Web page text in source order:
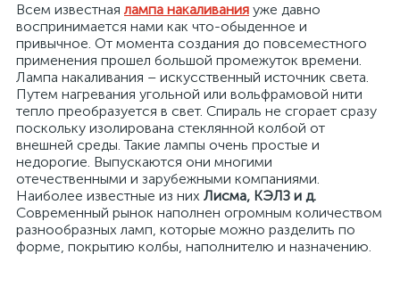
Всем известная лампа накаливания уже давно
воспринимается нами как что-обыденное и
привычное. От момента создания до повсеместного
применения прошел большой промежуток времени.
Лампа накаливания – искусственный источник света.
Путем нагревания угольной или вольфрамовой нити
тепло преобразуется в свет. Спираль не сгорает сразу
поскольку изолирована стеклянной колбой от
внешней среды. Такие лампы очень простые и
недорогие. Выпускаются они многими
отечественными и зарубежными компаниями.
Наиболее известные из них Лисма, КЭЛЗ и д.
Современный рынок наполнен огромным количеством
разнообразных ламп, которые можно разделить по
форме, покрытию колбы, наполнителю и назначению.